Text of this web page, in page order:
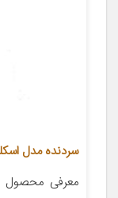
سردنده مدل